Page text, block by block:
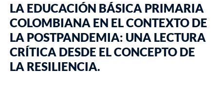
LA EDUCACIÓN BÁSICA PRIMARIA
COLOMBIANA EN EL CONTEXTO DE
LA POSTPANDEMIA: UNA LECTURA
CRÍTICA DESDE EL CONCEPTO DE
LA RESILIENCIA.